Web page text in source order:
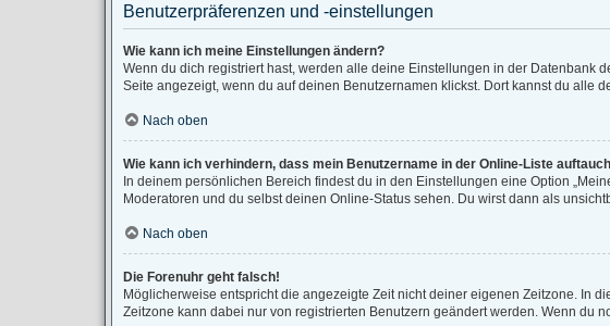
Benutzerpräferenzen und -einstellungen
Wie kann ich meine Einstellungen ändern?
Wenn du dich registriert hast, werden alle deine Einstellungen in der Datenbank
Seite angezeigt, wenn du auf deinen Benutzernamen klickst. Dort kannst du alle
Nach oben
Wie kann ich verhindern, dass mein Benutzername in der Online-Liste
In deinem persönlichen Bereich findest du in den Einstellungen eine Option
Moderatoren und du selbst deinen Online-Status sehen. Du wirst dann als
Nach oben
Die Forenuhr geht falsch!
Möglicherweise entspricht die angezeigte Zeit nicht deiner eigenen Zeitzone. In
Zeitzone kann dabei nur von registrierten Benutzern geändert werden. Wenn du